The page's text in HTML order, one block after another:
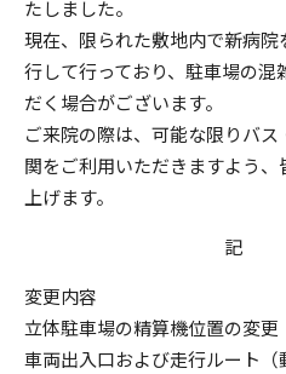
たしました。
現在、限られた敷地内で新病
行して行っており、駐車場の
だく場合がございます。
ご来院の際は、可能な限りバ
関をご利用いただきますよう
上げます。
記
変更内容
立体駐車場の精算機位置の変更
車両出入口および走行ルート（